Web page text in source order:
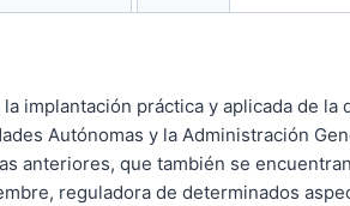
implantación práctica y aplicada de
Autónomas y la Administración
anteriores, que también se
reguladora de determinados